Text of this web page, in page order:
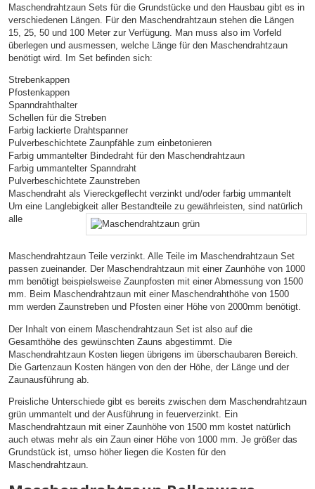
Maschendrahtzaun Sets für die Grundstücke und den Hausbau gibt es in
verschiedenen Längen. Für den Maschendrahtzaun stehen die Längen
15, 25, 50 und 100 Meter zur Verfügung. Man muss also im Vorfeld
überlegen und ausmessen, welche Länge für den Maschendrahtzaun
benötigt wird. Im Set befinden sich:
Strebenkappen
Pfostenkappen
Spanndrahthalter
Schellen für die Streben
Farbig lackierte Drahtspanner
Pulverbeschichtete Zaunpfähle zum einbetonieren
Farbig ummantelter Bindedraht für den Maschendrahtzaun
Farbig ummantelter Spanndraht
Pulverbeschichtete Zaunstreben
Maschendraht als Viereckgeflecht verzinkt und/oder farbig ummantelt
Um eine Langlebigkeit aller Bestandteile zu gewährleisten, sind natürlich
alle
Maschendrahtzaun Teile verzinkt. Alle Teile im Maschendrahtzaun Set
passen zueinander. Der Maschendrahtzaun mit einer Zaunhöhe von 1000
mm benötigt beispielsweise Zaunpfosten mit einer Abmessung von 1500
mm. Beim Maschendrahtzaun mit einer Maschendrahthöhe von 1500
mm werden Zaunstreben und Pfosten einer Höhe von 2000mm benötigt.
Der Inhalt von einem Maschendrahtzaun Set ist also auf die
Gesamthöhe des gewünschten Zauns abgestimmt. Die
Maschendrahtzaun Kosten liegen übrigens im überschaubaren Bereich.
Die Gartenzaun Kosten hängen von den der Höhe, der Länge und der
Zaunausführung ab.
Preisliche Unterschiede gibt es bereits zwischen dem Maschendrahtzaun
grün ummantelt und der Ausführung in feuerverzinkt. Ein
Maschendrahtzaun mit einer Zaunhöhe von 1500 mm kostet natürlich
auch etwas mehr als ein Zaun einer Höhe von 1000 mm. Je größer das
Grundstück ist, umso höher liegen die Kosten für den
Maschendrahtzaun.